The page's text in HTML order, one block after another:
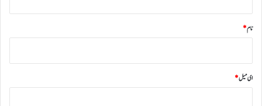
نام*
ای میل*